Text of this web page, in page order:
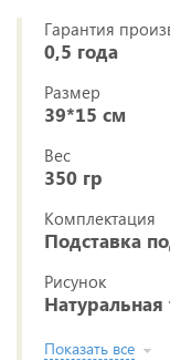
Гарантия
0,5 года
Размер
39*15 см
Вес
350 гр
Комплектация
Подставка
Рисунок
Натуральная
Показать все